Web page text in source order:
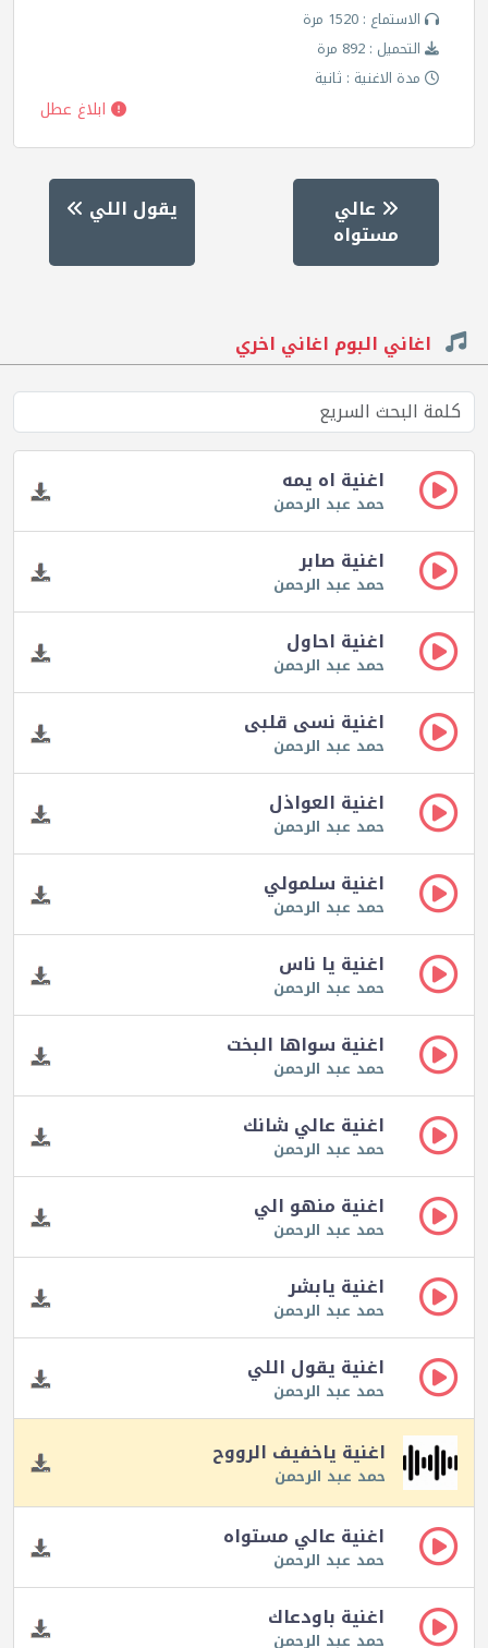
الاستماع : 1520 مرة
التحميل : 892 مرة
مدة الاغنية : ثانية
ابلاغ عطل
عالي
مستواه
يقول اللي
اغاني البوم اغاني اخري
اغنية اه يمه
حمد عبد الرحمن
اغنية صابر
حمد عبد الرحمن
اغنية احاول
حمد عبد الرحمن
اغنية نسى قلبى
حمد عبد الرحمن
اغنية العواذل
حمد عبد الرحمن
اغنية سلمولي
حمد عبد الرحمن
اغنية يا ناس
حمد عبد الرحمن
اغنية سواها البخت
حمد عبد الرحمن
اغنية عالي شانك
حمد عبد الرحمن
اغنية منهو الي
حمد عبد الرحمن
اغنية يابشر
حمد عبد الرحمن
اغنية يقول اللي
حمد عبد الرحمن
اغنية ياخفيف الرووح
حمد عبد الرحمن
اغنية عالي مستواه
حمد عبد الرحمن
اغنية باودعاك
حمد عبد الرحمن